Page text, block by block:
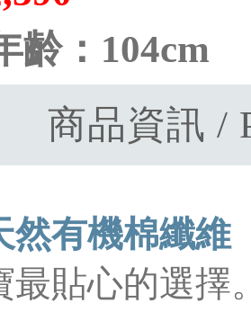
齡：104cm
商品資訊 /
然有機棉纖維
最貼心的選擇